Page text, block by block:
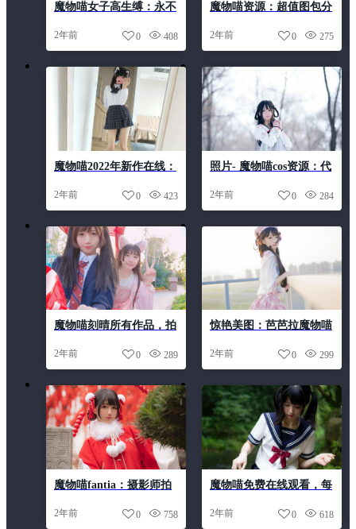
魔物喵女子高生缚：永不
2年前 408
0
魔物喵资源：超值图包分
2年前 275
0
魔物喵2022年新作在线：
妙cos之旅
2年前 423
0
照片- 魔物喵cos资源：代
2年前 284
0
魔物喵刻晴所有作品，拍
2年前 289
0
惊艳美图：芭芭拉魔物喵
2年前 299
0
魔物喵fantia：摄影师拍
包
2年前 758
0
魔物喵免费在线观看，每
2年前 618
0